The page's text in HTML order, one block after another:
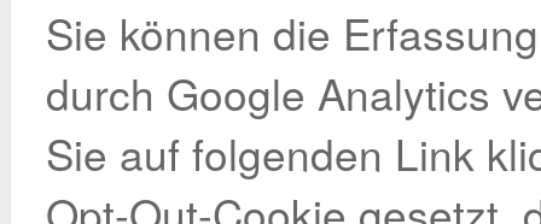
Sie können die
durch Google Analytics
Sie auf folgenden Link